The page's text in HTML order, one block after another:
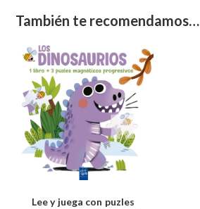
También te recomendamos…
Lee y juega con puzles